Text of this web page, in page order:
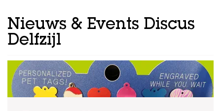
Nieuws & Events Discus
Delfzijl